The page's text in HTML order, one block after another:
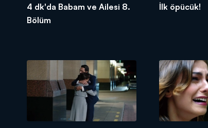
4 dk'da Babam ve Ailesi 8.
Bölüm
İlk öpücük!